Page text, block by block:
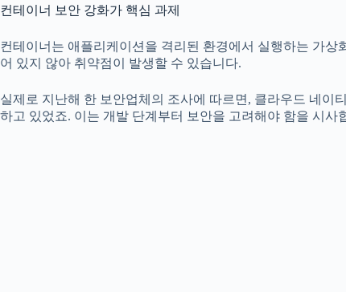
컨테이너 보안 강화가 핵심 과제
컨테이너는 애플리케이션을 격리된 환경에서 실행하는 가
어 있지 않아 취약점이 발생할 수 있습니다.
실제로 지난해 한 보안업체의 조사에 따르면, 클라우드 네이
하고 있었죠. 이는 개발 단계부터 보안을 고려해야 함을 시사